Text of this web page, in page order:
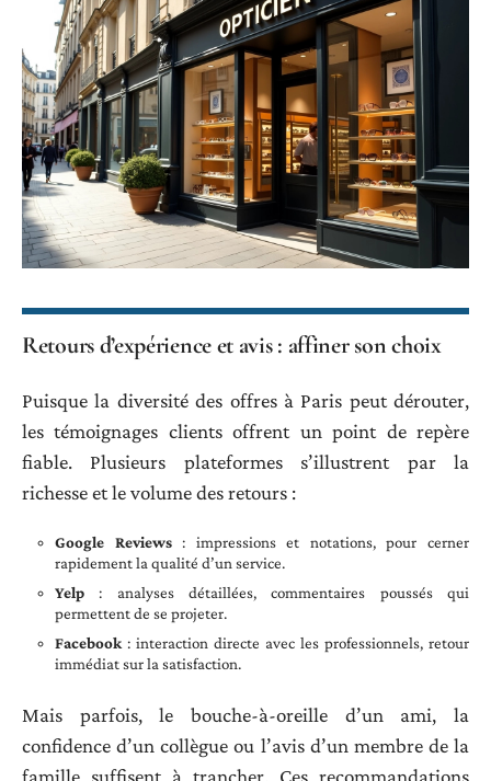
Retours d’expérience et avis : affiner son choix
Puisque la diversité des offres à Paris peut dérouter,
les témoignages clients offrent un point de repère
fiable. Plusieurs plateformes s’illustrent par la
richesse et le volume des retours :
Google Reviews: impressions et notations, pour cerner
rapidement la qualité d’un service.
Yelp : analyses détaillées, commentaires poussés qui
permettent de se projeter.
Facebook: interaction directe avec les professionnels, retour
immédiat sur la satisfaction.
Mais parfois, le bouche-à-oreille d’un ami, la
confidence d’un collègue ou l’avis d’un membre de la
famille suffisent à trancher. Ces recommandations